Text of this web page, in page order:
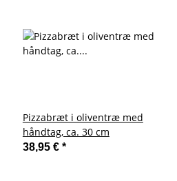
Pizzabræt i oliventræ med
håndtag, ca. 30 cm
38,95 € *